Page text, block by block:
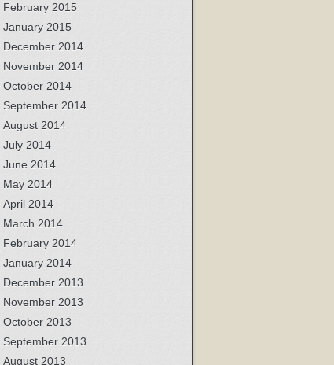
February 2015
January 2015
December 2014
November 2014
October 2014
September 2014
August 2014
July 2014
June 2014
May 2014
April 2014
March 2014
February 2014
January 2014
December 2013
November 2013
October 2013
September 2013
August 2013